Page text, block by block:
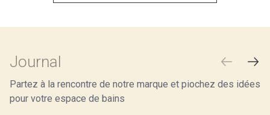
Journal
Partez à la rencontre de notre marque et piochez des idées
pour votre espace de bains